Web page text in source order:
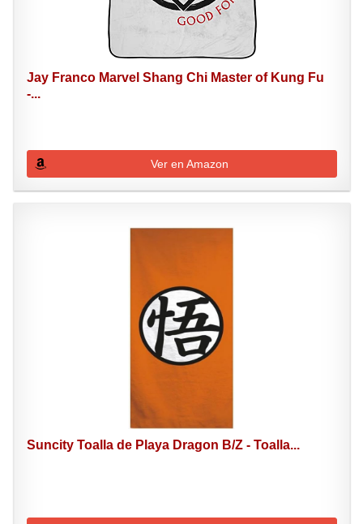
Jay Franco Marvel Shang Chi Master of Kung Fu
-...
Ver en Amazon
Suncity Toalla de Playa Dragon B/Z - Toalla...